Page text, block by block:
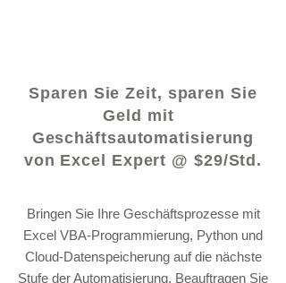
Sparen Sie Zeit, sparen Sie
Geld mit
Geschäftsautomatisierung
von Excel Expert @ $29/Std.
Bringen Sie Ihre Geschäftsprozesse mit
Excel VBA-Programmierung, Python und
Cloud-Datenspeicherung auf die nächste
Stufe der Automatisierung. Beauftragen Sie